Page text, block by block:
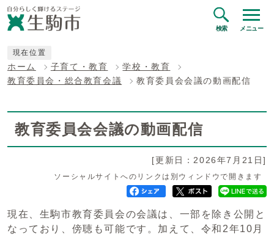
検索 メニュー
現在位置
ホーム 子育て・教育
学校・教育
教育委員会・総合教育会議
教育委員会会議の動画配信
教育委員会会議の動画配信
[更新日：2026年7月21日]
ソーシャルサイトへのリンクは別ウィンドウで開きます
現在、生駒市教育委員会の会議は、一部を除き公開と
なっており、傍聴も可能です。加えて、令和2年10月